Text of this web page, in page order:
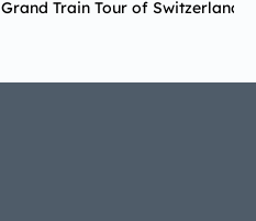
Grand Train Tour of Switzerland